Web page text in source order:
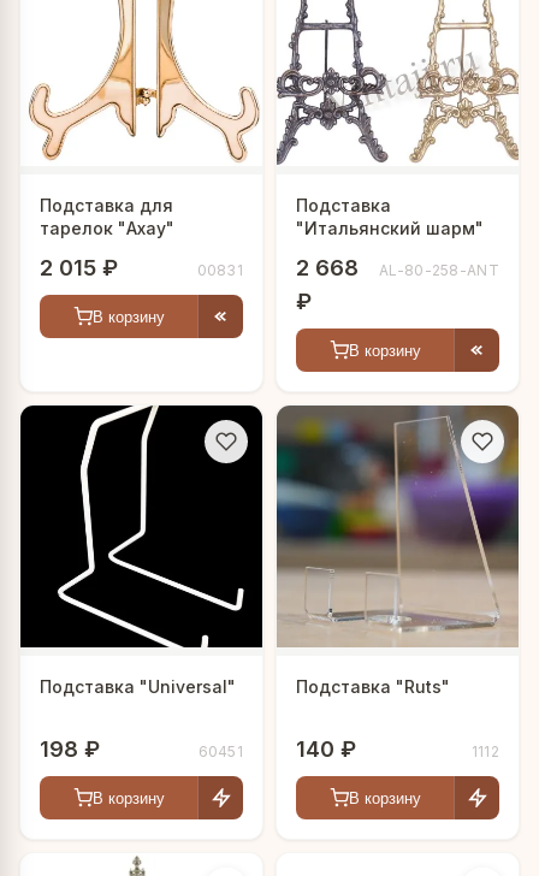
Подставка для
тарелок "Ахау"
2 015 ₽ 00831
В корзину
Подставка
"Итальянский шарм"
2 668
₽
AL-80-258-ANT
В корзину
Подставка "Universal"
198 ₽ 60451
В корзину
Подставка "Ruts"
140 ₽ 1112
В корзину